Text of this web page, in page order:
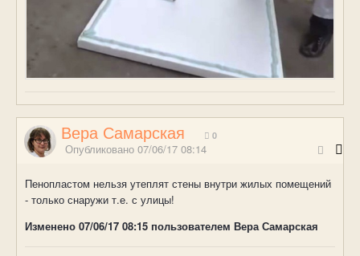
Вера Самарская 0
Опубликовано 07/06/17 08:14
Пенопластом нельзя утеплят стены внутри жилых помещений
- только снаружи т.е. с улицы!
Изменено 07/06/17 08:15 пользователем Вера Самарская